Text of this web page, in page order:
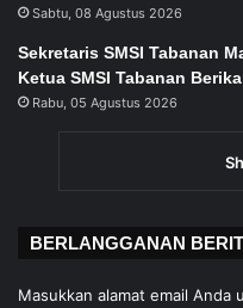
Sabtu, 08 Agustus 2026
Sekretaris SMSI Tabanan
Ketua SMSI Tabanan
Rabu, 05 Agustus 2026
BERLANGGANAN
Masukkan alamat email Anda